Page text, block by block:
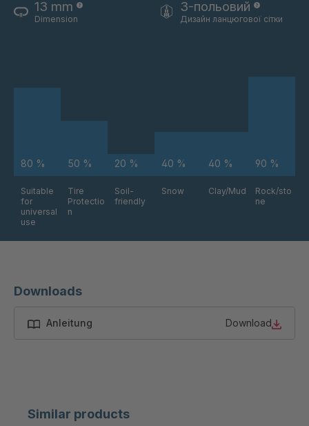
13 mm
Dimension
3-польовий
Дизайн ланцюгової сітки
80 %
Suitable
for
universal
use
50 %
Tire
Protectio
n
20 %
Soil-
friendly
40 %
Snow
40 %
Clay/Mud
90 %
Rock/sto
ne
Downloads
Anleitung Download
Similar products